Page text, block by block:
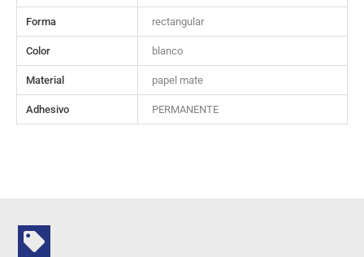
Forma rectangular
Color blanco
Material papel mate
Adhesivo PERMANENTE